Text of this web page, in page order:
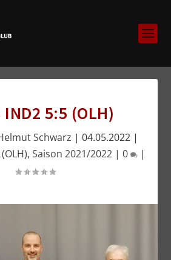
IND2 5:5 (OLH)
Schwarz | 04.05.2022|
, Saison 2021/2022| 0 |